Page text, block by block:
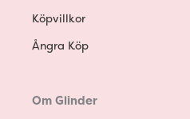
Köpvillkor
Ångra Köp
Om Glinder